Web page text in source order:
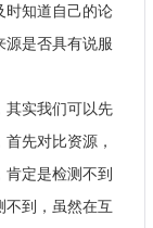
时知道自己的论
源是否具有说服
其实我们可以先
先对比资源，
定是检测不到
不到，虽然在互